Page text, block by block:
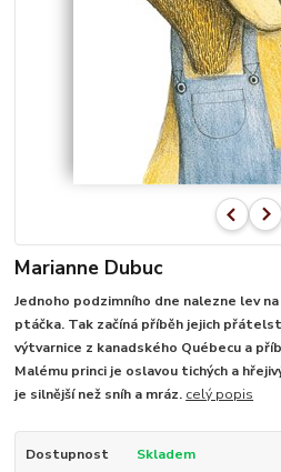
Marianne Dubuc
Jednoho podzimního dne nalezne lev
ptáčka. Tak začíná příběh jejich
výtvarnice z kanadského Québecu a
Malému princi je oslavou tichých a
je silnější než sníh a mráz. celý popis
Dostupnost Skladem